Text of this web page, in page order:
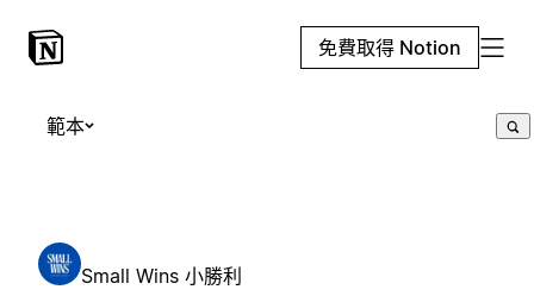
免費取得 Notion
範本
Small Wins 小勝利